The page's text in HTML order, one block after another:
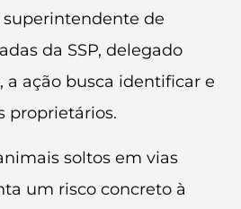
superintendente de
da SSP, delegado
a ação busca identificar e
proprietários.
soltos em vias
um risco concreto à